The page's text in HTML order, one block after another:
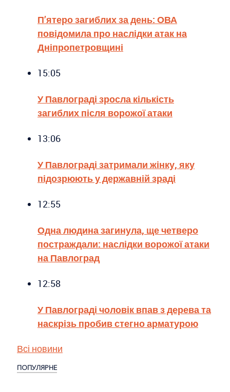
П’ятеро загиблих за день: ОВА
повідомила про наслідки атак на
Дніпропетровщині
15:05
У Павлограді зросла кількість
загиблих після ворожої атаки
13:06
У Павлограді затримали жінку, яку
підозрюють у державній зраді
12:55
Одна людина загинула, ще четверо
постраждали: наслідки ворожої атаки
на Павлоград
12:58
У Павлограді чоловік впав з дерева та
наскрізь пробив стегно арматурою
Всі новини
ПОПУЛЯРНЕ